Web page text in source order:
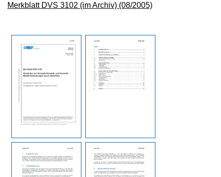
Merkblatt DVS 3102 (im Archiv) (08/2005)